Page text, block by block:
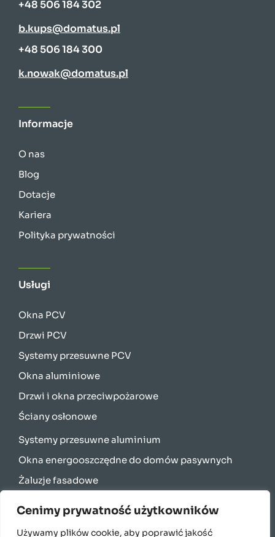
Cenimy prywatność użytkowników
Używamy plików cookie, aby poprawić jakość
+48 506 184 302
b.kups@domatus.pl
+48 506 184 300
k.nowak@domatus.pl
Informacje
O nas
Blog
Dotacje
Kariera
Polityka prywatności
Usługi
Okna PCV
Drzwi PCV
Systemy przesuwne PCV
Okna aluminiowe
Drzwi i okna przeciwpożarowe
Ściany osłonowe
Systemy przesuwne aluminium
Okna energooszczędne do domów pasywnych
Żaluzje fasadowe